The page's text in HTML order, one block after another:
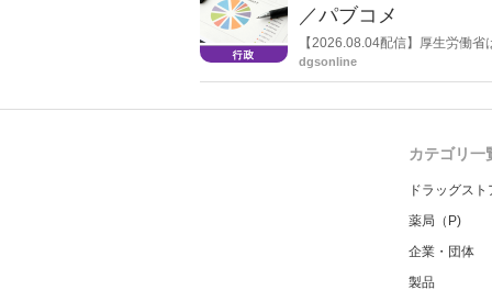
／パブコメ
【2026.08.04配信】厚生労働
した。受診勧奨を行った後に、
dgsonline
カテゴリ一
ドラッグス
薬局（P)
企業・団体
製品